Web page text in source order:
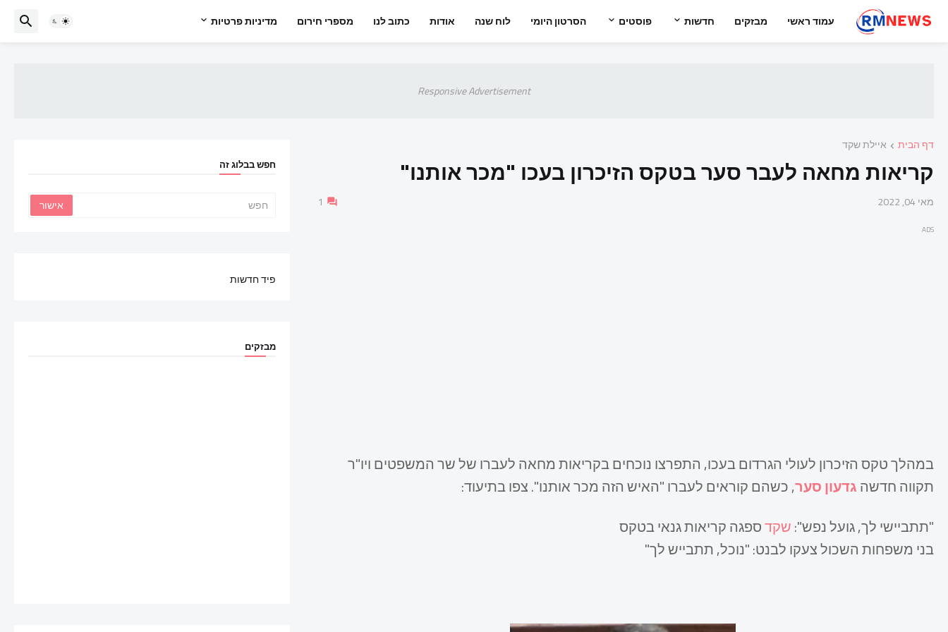
עמוד ראשי מבזקים חדשות פוסטים הסרטון היומי לוח שנה אודות כתוב לנו מספרי חירום מדיניות פרטיות
Responsive Advertisement
דף הבית איילת שקד
קריאות מחאה לעבר סער בטקס הזיכרון בעכו "מכר אותנו"
מאי 04, 2022 1
ADS
במהלך טקס הזיכרון לעולי הגרדום בעכו, התפרצו נוכחים בקריאות מחאה לעברו של שר המשפטים ויו"ר
תקווה חדשהגדעון סער, כשהם קוראים לעברו "האיש הזה מכר אותנו". צפו בתיעוד:
"תתביישי לך, גועל נפש":שקדספגה קריאות גנאי בטקס
בני משפחות השכול צעקו לבנט: "נוכל, תתבייש לך"
חפש בבלוג זה
פיד חדשות
מבזקים